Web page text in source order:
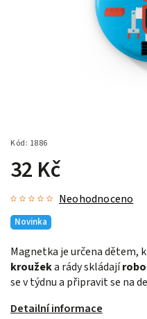
Kód: 1886
32 Kč
Novinka
Neohodnoceno
Magnetka je určena dětem,
kroužeka rády skládají
se v týdnu a připravit se na
Detailní informace